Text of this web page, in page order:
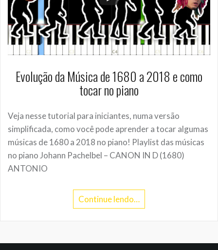
Evolução da Música de 1680 a 2018 e como
tocar no piano
Veja nesse tutorial para iniciantes, numa versão
simplificada, como você pode aprender a tocar algumas
músicas de 1680 a 2018 no piano! Playlist das músicas
no piano Johann Pachelbel – CANON IN D (1680)
ANTONIO
Continue lendo…